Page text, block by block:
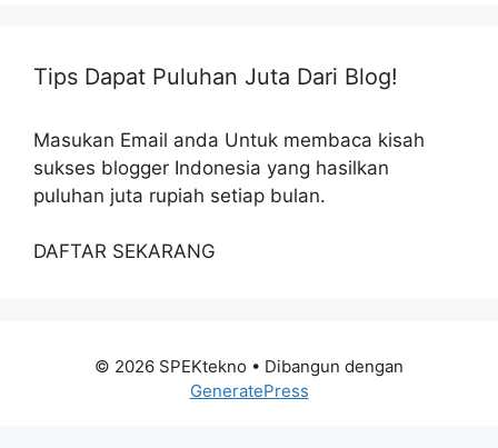
Tips Dapat Puluhan Juta Dari Blog!
Masukan Email anda Untuk membaca kisah
sukses blogger Indonesia yang hasilkan
puluhan juta rupiah setiap bulan.
DAFTAR SEKARANG
© 2026 SPEKtekno • Dibangun dengan
GeneratePress